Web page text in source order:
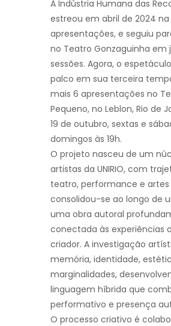
A Indústria Humana das
estreou em abril de 2024 na
apresentações, e seguiu
no Teatro Gonzaguinha em
sessões. Agora, o
palco em sua terceira
mais 6 apresentações no
Pequeno, no Leblon, Rio de
19 de outubro, sextas e
domingos às 19h.
O projeto nasceu de um
artistas da UNIRIO, com
teatro, performance e artes
consolidou-se ao longo de
uma obra autoral
conectada às experiências
criador. A investigação
memória, identidade,
marginalidades,
linguagem híbrida que
performativo e presença
O processo criativo é